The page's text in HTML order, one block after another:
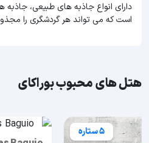
دارای انواع جاذبه های طبیعی،
است که می تواند هر گردشگری را
هتل های محبوب بوراکای
5 ستاره